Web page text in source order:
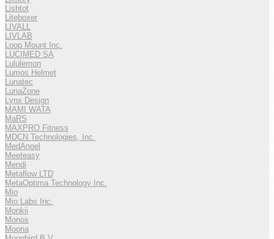
Lishtot
Liteboxer
LIVALL
LIVLAB
Loop Mount Inc.
LUCIMED SA
Lululemon
Lumos Helmet
Lunatec
LunaZone
Lynx Design
MAMI WATA
MaRS
MAXPRO Fitness
MDCN Technologies, Inc.
MedAngel
Meeteasy
Mendi
Metaflow LTD
MetaOptima Technology Inc.
Mio
Mio Labs Inc.
Monkii
Monos
Moona